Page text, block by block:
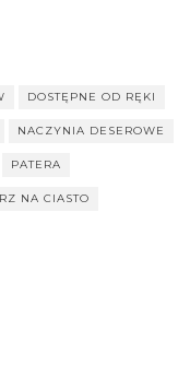
DOSTĘPNE OD RĘKI
NACZYNIA DESEROWE
PATERA
NA CIASTO